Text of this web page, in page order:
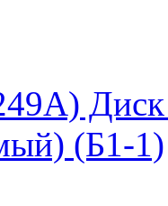
(Б1-1)